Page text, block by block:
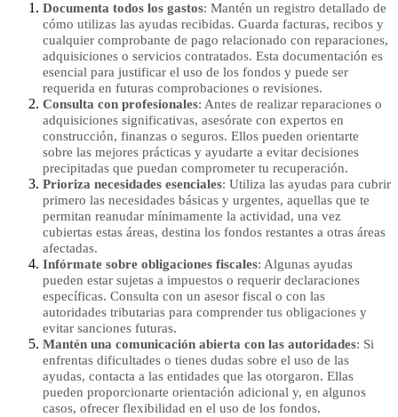
Documenta todos los gastos: Mantén un registro detallado de
cómo utilizas las ayudas recibidas. Guarda facturas, recibos y
cualquier comprobante de pago relacionado con reparaciones,
adquisiciones o servicios contratados. Esta documentación es
esencial para justificar el uso de los fondos y puede ser
requerida en futuras comprobaciones o revisiones.
Consulta con profesionales: Antes de realizar reparaciones o
adquisiciones significativas, asesórate con expertos en
construcción, finanzas o seguros. Ellos pueden orientarte
sobre las mejores prácticas y ayudarte a evitar decisiones
precipitadas que puedan comprometer tu recuperación.
Prioriza necesidades esenciales: Utiliza las ayudas para cubrir
primero las necesidades básicas y urgentes, aquellas que te
permitan reanudar mínimamente la actividad, una vez
cubiertas estas áreas, destina los fondos restantes a otras áreas
afectadas.
Infórmate sobre obligaciones fiscales: Algunas ayudas
pueden estar sujetas a impuestos o requerir declaraciones
específicas. Consulta con un asesor fiscal o con las
autoridades tributarias para comprender tus obligaciones y
evitar sanciones futuras.
Mantén una comunicación abierta con las autoridades: Si
enfrentas dificultades o tienes dudas sobre el uso de las
ayudas, contacta a las entidades que las otorgaron. Ellas
pueden proporcionarte orientación adicional y, en algunos
casos, ofrecer flexibilidad en el uso de los fondos.